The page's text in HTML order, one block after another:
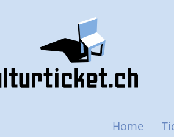
Main navigationHome